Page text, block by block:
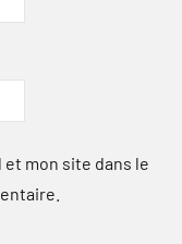
mon site dans le